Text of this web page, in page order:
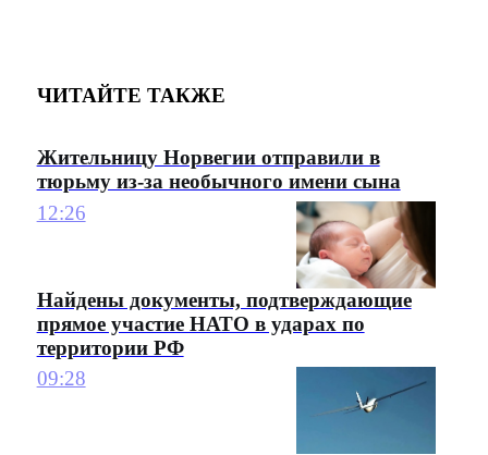
ЧИТАЙТЕ ТАКЖЕ
Жительницу Норвегии отправили в
тюрьму из-за необычного имени сына
12:26
Найдены документы, подтверждающие
прямое участие НАТО в ударах по
территории РФ
09:28